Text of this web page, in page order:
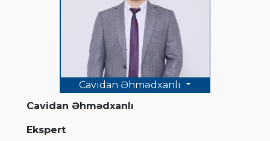
Cavidan Əhmədxanlı
Cavidan Əhmədxanlı
Ekspert